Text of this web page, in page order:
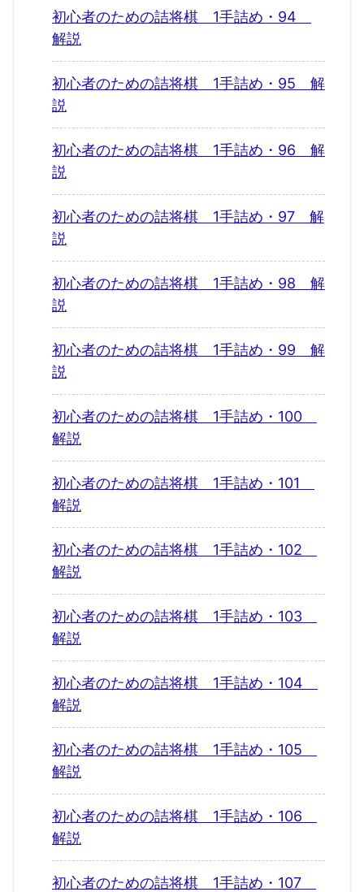
初心者のための詰将棋 1手詰め・94
解説
初心者のための詰将棋 1手詰め・95 解
説
初心者のための詰将棋 1手詰め・96 解
説
初心者のための詰将棋 1手詰め・97 解
説
初心者のための詰将棋 1手詰め・98 解
説
初心者のための詰将棋 1手詰め・99 解
説
初心者のための詰将棋 1手詰め・100
解説
初心者のための詰将棋 1手詰め・101
解説
初心者のための詰将棋 1手詰め・102
解説
初心者のための詰将棋 1手詰め・103
解説
初心者のための詰将棋 1手詰め・104
解説
初心者のための詰将棋 1手詰め・105
解説
初心者のための詰将棋 1手詰め・106
解説
初心者のための詰将棋 1手詰め・107